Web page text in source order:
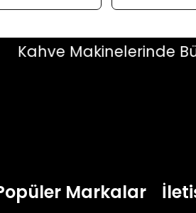
Makinelerinde
Markalar